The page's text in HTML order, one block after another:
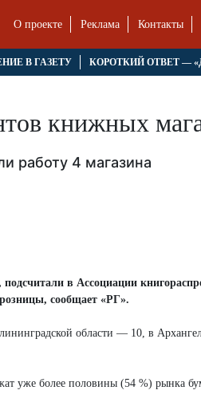
О проекте Реклама Контакты
В ГАЗЕТУ КОРОТКИЙ ОТВЕТ —
книжных
работу 4 магазина
в Ассоциации
сообщает «РГ».
области — 10, в
уже более половины (54 %) рынка